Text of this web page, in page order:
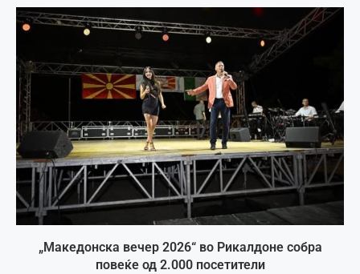
„Македонска вечер 2026“ во Рикалдоне собра
повеќе од 2.000 посетители